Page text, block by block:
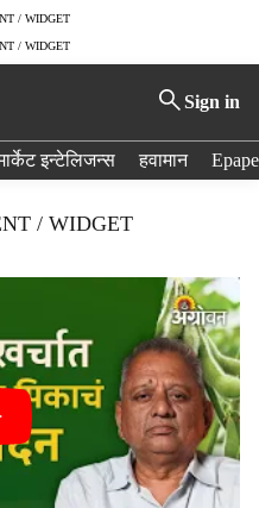
/ WIDGET
/ WIDGET
Sign in
इन्टेलिजन्स हवामान
/ WIDGET